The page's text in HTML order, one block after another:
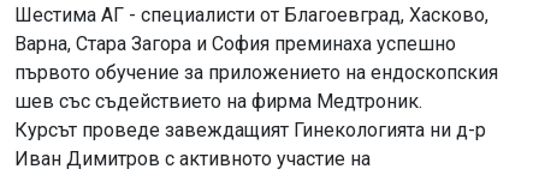
Шестима АГ - специалисти от Благоевград, Хасково,
Варна, Стара Загора и София преминаха успешно
първото обучение за приложението на ендоскопския
шев със съдействието на фирма Медтроник.
Курсът проведе завеждащият Гинекологията ни д-р
Иван Димитров с активното участие на